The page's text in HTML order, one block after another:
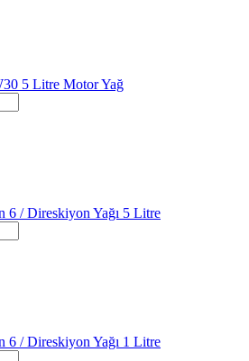
5 Litre Motor Yağ
6 / Direskiyon Yağı 5 Litre
6 / Direskiyon Yağı 1 Litre